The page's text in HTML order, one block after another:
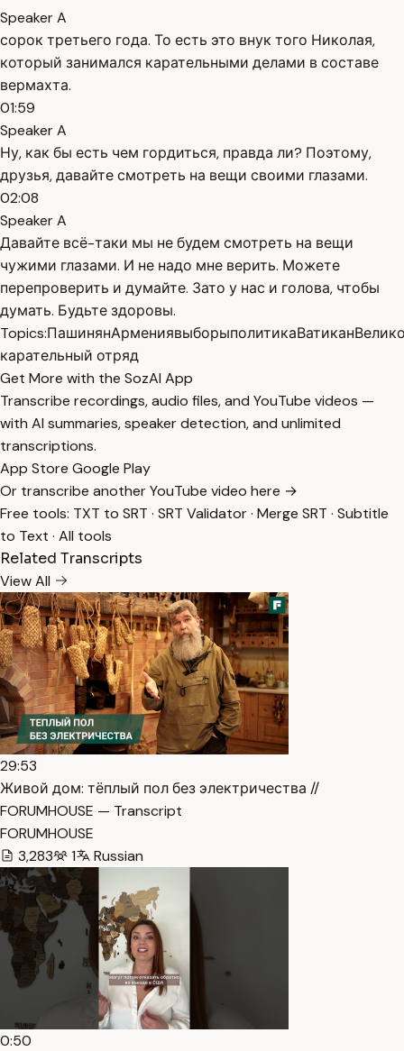
Speaker A
сорок третьего года. То есть это внук того Николая,
который занимался карательными делами в составе
вермахта.
01:59
Speaker A
Ну, как бы есть чем гордиться, правда ли? Поэтому,
друзья, давайте смотреть на вещи своими глазами.
02:08
Speaker A
Давайте всё-таки мы не будем смотреть на вещи
чужими глазами. И не надо мне верить. Можете
перепроверить и думайте. Зато у нас и голова, чтобы
думать. Будьте здоровы.
Topics:ПашинянАрмениявыборыполитикаВатикан
карательный отряд
Get More with the SozAI App
Transcribe recordings, audio files, and YouTube videos —
with AI summaries, speaker detection, and unlimited
transcriptions.
App Store Google Play
Or transcribe another YouTube video here →
Free tools: TXT to SRT · SRT Validator· Merge SRT · Subtitle
to Text · All tools
Related Transcripts
View All
29:53
Живой дом: тёплый пол без электричества //
FORUMHOUSE — Transcript
FORUMHOUSE
3,283
1 Russian
0:50